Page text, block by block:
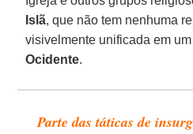
Islã, que não tem nenhuma
visivelmente unificada em
Ocidente.
Parte das táticas de